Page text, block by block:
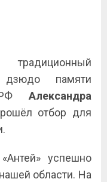
памяти
РФ Александра
отбор для
успешно
области. На